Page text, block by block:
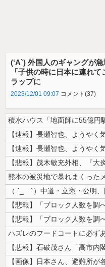
(‘A`) 外国人のギャングが
「子供の時に日本に連れ
ラップに
2023/12/01 09:07 コメント(37)
【速報】長瀬智也、ようやく
【速報】長瀬智也、ようやく
【悲報】茂木敏充外相、『大
ハズレのフードコートに必ず
【画像】日本さん、避難所